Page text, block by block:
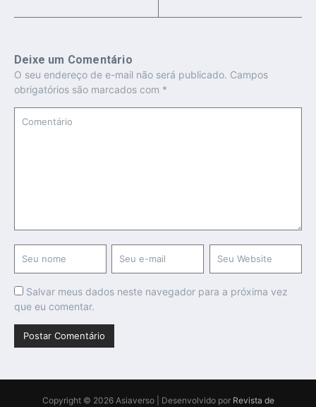
Deixe um Comentário
O seu endereço de e-mail não será publicado. Campos
obrigatórios são marcados com *
Salvar meus dados neste navegador para a próxima vez
que eu comentar.
Copyright © 2026 Asiaverso | Desenvolvido por Revista de